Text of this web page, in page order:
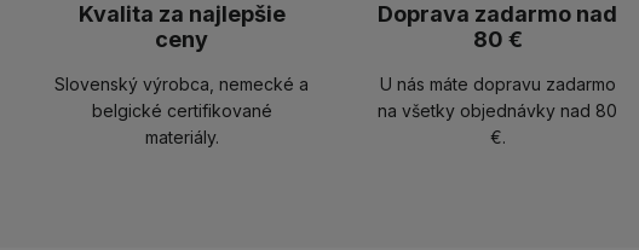
Kvalita za najlepšie
ceny
Slovenský výrobca, nemecké a
belgické certifikované
materiály.
Doprava zadarmo nad
80 €
U nás máte dopravu zadarmo
na všetky objednávky nad 80
€.